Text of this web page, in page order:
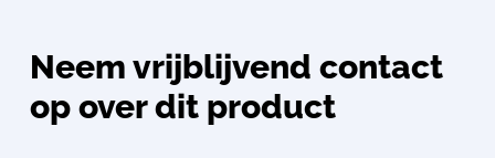
Neem vrijblijvend contact
op over dit product